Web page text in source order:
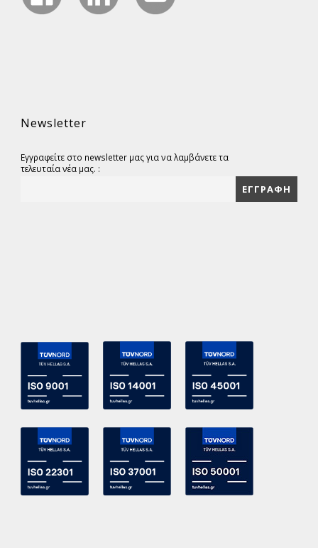
Newsletter
Εγγραφείτε στο newsletter μας για να λαμβάνετε τα
τελευταία νέα μας. :